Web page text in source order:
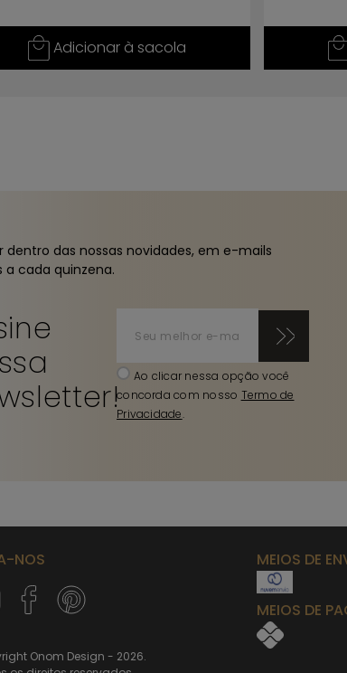
Adicionar à sacola
dentro das nossas novidades, em e-mails
a cada quinzena.
Ao clicar nessa opção você
concorda com nosso Termo de
Privacidade.
NOS
Onom Design - 2026.
MEIOS DE
MEIOS DE